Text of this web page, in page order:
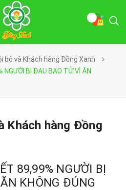
bộ và Khách hàng Đồng Xanh
BỊ ĐAU BAO TỬ VÌ ĂN
Khách hàng Đồng
89,99% NGƯỜI BỊ
KHÔNG ĐÚNG